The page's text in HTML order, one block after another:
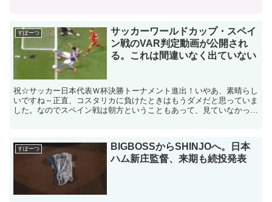
すぽーつ
サッカーワールドカップ・スペイ
ン戦のVAR判定動画が公開され
る。これは間違いなく出ていない
祝☆サッカー日本代表Ｗ杯決勝トーナメント進出！いやあ、素晴らし
いですね～正直、コスタリカに負けたときはもうダメだと思っていま
した。なのでスペイン戦は朝方ということもあって、見ていなかった
すぽーつ
BIGBOSSからSHINJOへ。日本
ハム新庄監督、来期も続投発表